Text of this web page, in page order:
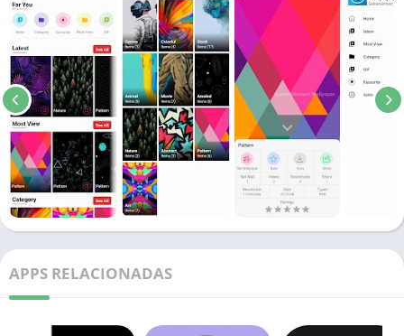
APPS RELACIONADAS